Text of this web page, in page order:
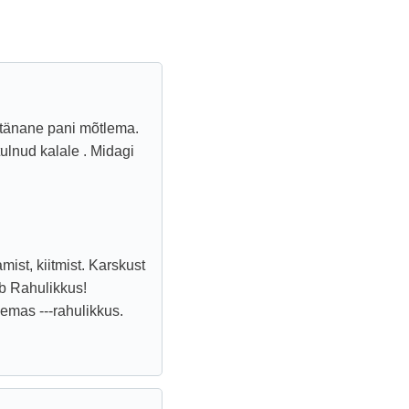
pani mõtlema.
kalale . Midagi
kiitmist. Karskust
Rahulikkus!
---rahulikkus.